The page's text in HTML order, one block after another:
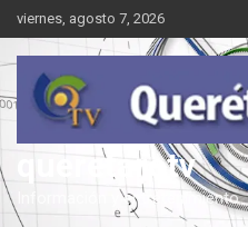
Saltar
al
contenido
viernes, agosto 7, 2026
queretarotv
Información y entretenimiento